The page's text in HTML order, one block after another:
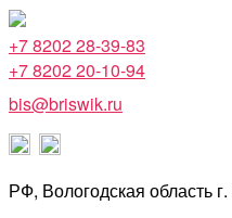
+7 8202 28-39-83
+7 8202 20-10-94
bis@briswik.ru
РФ, Вологодская область